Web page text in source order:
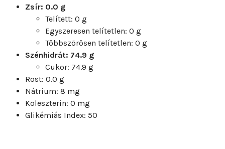
Zsír: 0.0 g
Telített: 0 g
Egyszeresen telítetlen: 0 g
Többszörösen telítetlen: 0 g
Szénhidrát: 74.9 g
Cukor: 74.9 g
Rost: 0.0 g
Nátrium: 8 mg
Koleszterin: 0 mg
Glikémiás Index: 50